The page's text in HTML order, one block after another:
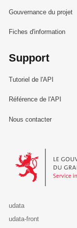
Gouvernance du projet
Fiches d'information
Support
Tutoriel de l'API
Référence de l'API
Nous contacter
Le Gouvernement
udata
udata-front